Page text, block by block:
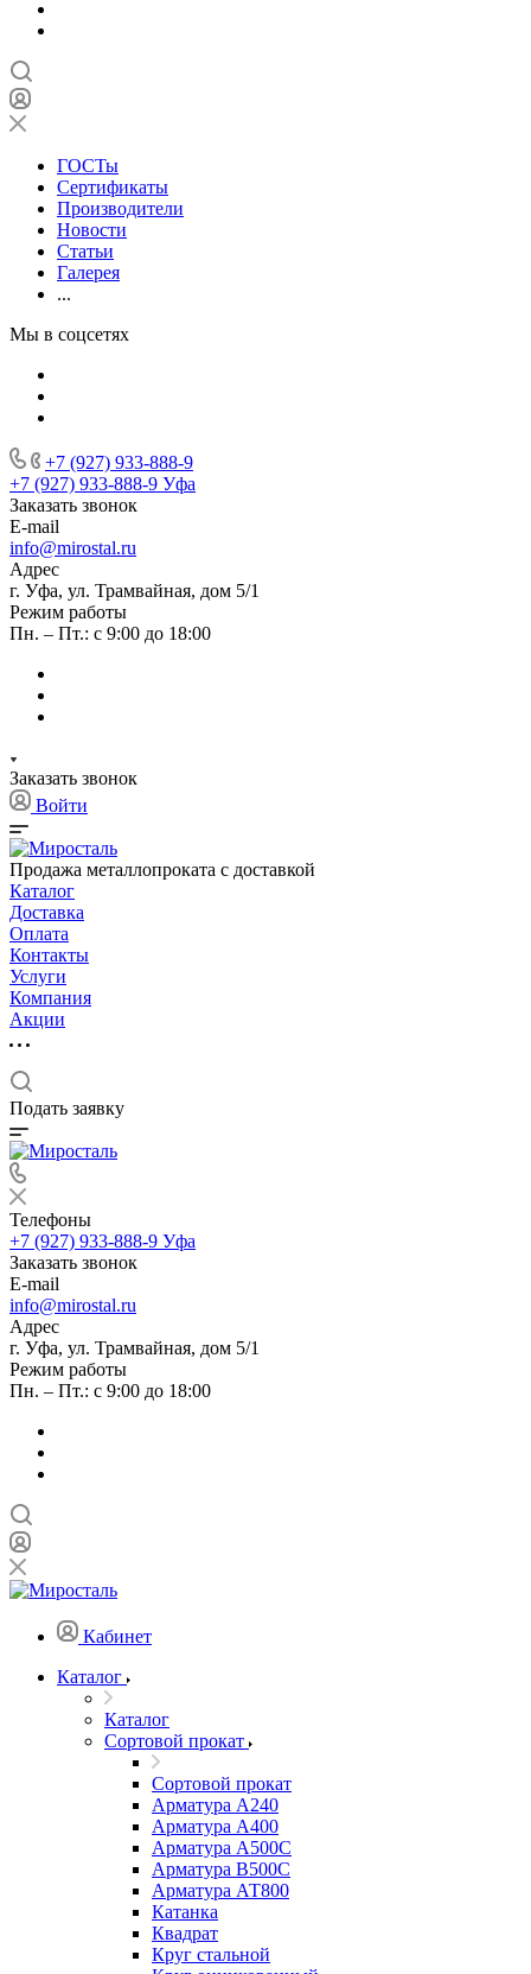
ГОСТы
Сертификаты
Производители
Новости
Статьи
Галерея
...
Мы в соцсетях
+7 (927) 933-888-9
+7 (927) 933-888-9 Уфа
Заказать звонок
E-mail
info@mirostal.ru
Адрес
г. Уфа, ул. Трамвайная, дом 5/1
Режим работы
Пн. – Пт.: с 9:00 до 18:00
Заказать звонок
Войти
Продажа металлопроката с доставкой
Каталог
Доставка
Оплата
Контакты
Услуги
Компания
Акции
Подать заявку
Телефоны
+7 (927) 933-888-9 Уфа
Заказать звонок
E-mail
info@mirostal.ru
Адрес
г. Уфа, ул. Трамвайная, дом 5/1
Режим работы
Пн. – Пт.: с 9:00 до 18:00
Кабинет
Каталог
Каталог
Сортовой прокат
Сортовой прокат
Арматура А240
Арматура А400
Арматура А500C
Арматура В500С
Арматура АТ800
Катанка
Квадрат
Круг стальной